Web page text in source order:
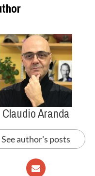
Claudio Aranda
See author's posts